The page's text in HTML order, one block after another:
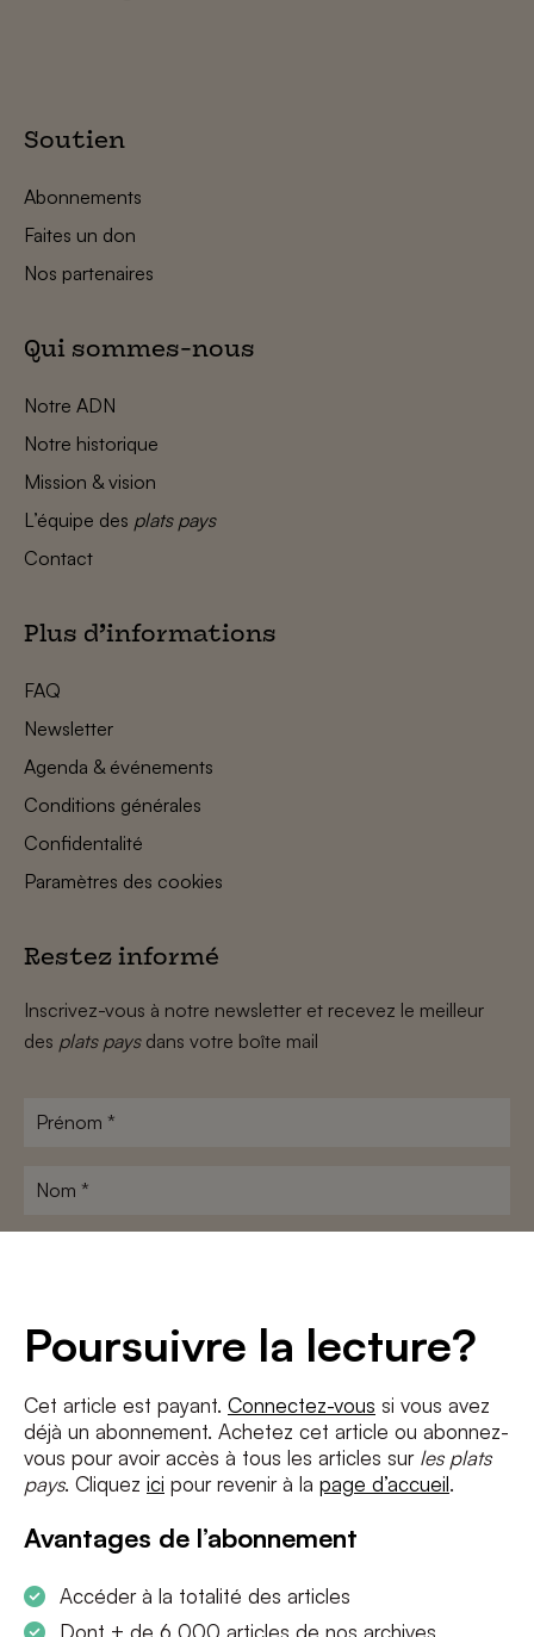
Poursuivre la lecture?
Cet article est payant. Connectez-vous si vous avez
déjà un abonnement. Achetez cet article ou abonnez-
vous pour avoir accès à tous les articles sur les plats
pays. Cliquez ici pour revenir à la page d’accueil.
Avantages de l’abonnement
Accéder à la totalité des articles
Dont + de 6 000 articles de nos archives
Soutien
Abonnements
Faites un don
Nos partenaires
Qui sommes-nous
Notre ADN
Notre historique
Mission & vision
L’équipe des plats pays
Contact
Plus d’informations
FAQ
Newsletter
Agenda & événements
Conditions générales
Confidentalité
Paramètres des cookies
Restez informé
Inscrivez-vous à notre newsletter et recevez le meilleur
des plats paysdans votre boîte mail
Prénom
Nom
J'accepte les termes et conditions etla politique de confidentialité
S'INSCRIRE